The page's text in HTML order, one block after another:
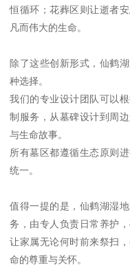
恒循环；花葬区则让逝者
凡而伟大的生命。
除了这些创新形式，仙鹤
种选择。
我们的专业设计团队可以
制服务，从墓碑设计到周
与生命故事。
所有墓区都遵循生态原则
统一。
值得一提的是，仙鹤湖湿
务，由专人负责日常养护
让家属无论何时前来祭扫
命的尊重与关怀。